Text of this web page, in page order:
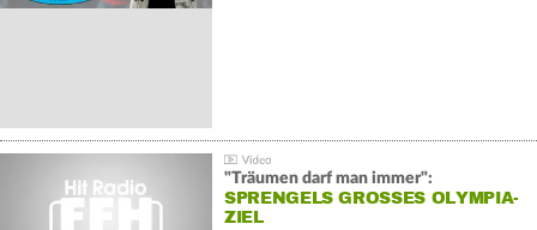
"Träumen darf man immer":
SPRENGELS GROSSES OLYMPIA-Z
IEL